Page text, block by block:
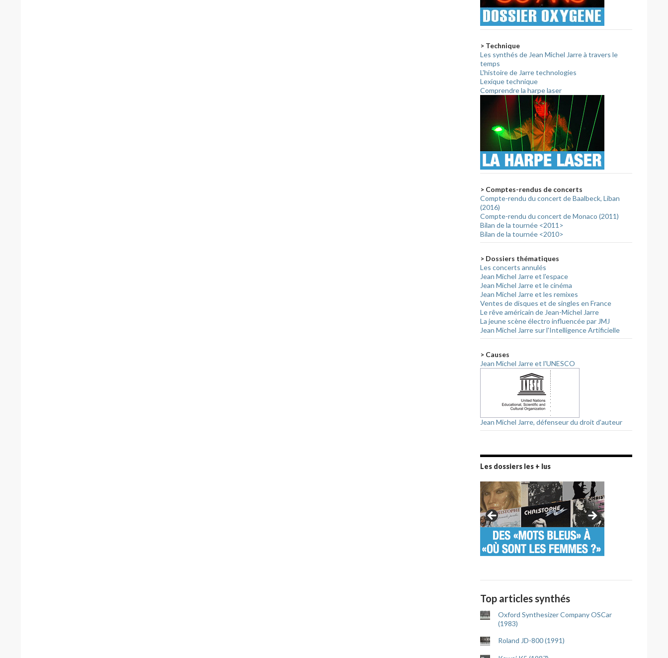
> Technique
Les synthés de Jean Michel Jarre à travers le
temps
L'histoire de Jarre technologies
Lexique technique
Comprendre la harpe laser
> Comptes-rendus de concerts
Compte-rendu du concert de Baalbeck, Liban
(2016)
Compte-rendu du concert de Monaco (2011)
Bilan de la tournée <2011>
Bilan de la tournée <2010>
> Dossiers thématiques
Les concerts annulés
Jean Michel Jarre et l'espace
Jean Michel Jarre et le cinéma
Jean Michel Jarre et les remixes
Ventes de disques et de singles en France
Le rêve américain de Jean-Michel Jarre
La jeune scène électro influencée par JMJ
Jean Michel Jarre sur l'Intelligence Artificielle
> Causes
Jean Michel Jarre et l'UNESCO
Jean Michel Jarre, défenseur du droit d'auteur
Les dossiers les + lus
Top articles synthés
Oxford Synthesizer Company OSCar
(1983)
Roland JD-800 (1991)